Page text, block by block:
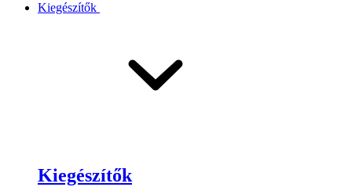
Kiegészítők
Kiegészítők